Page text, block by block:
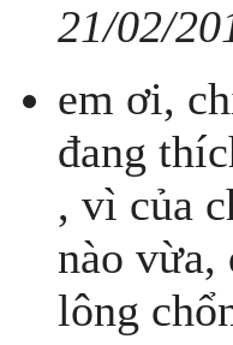
21/02/
em ơi,
đang
, vì của
nào
lông